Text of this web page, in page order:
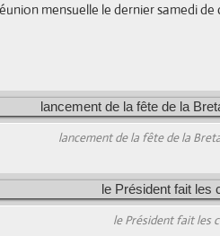
mensuelle le dernier samedi de
lancement de la fête de la
le Président fait les